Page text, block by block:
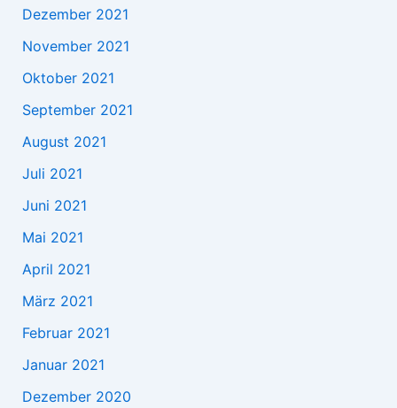
Dezember 2021
November 2021
Oktober 2021
September 2021
August 2021
Juli 2021
Juni 2021
Mai 2021
April 2021
März 2021
Februar 2021
Januar 2021
Dezember 2020